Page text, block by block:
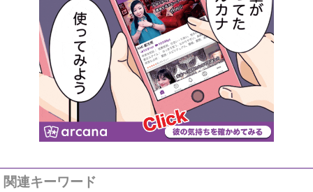
関連キーワード